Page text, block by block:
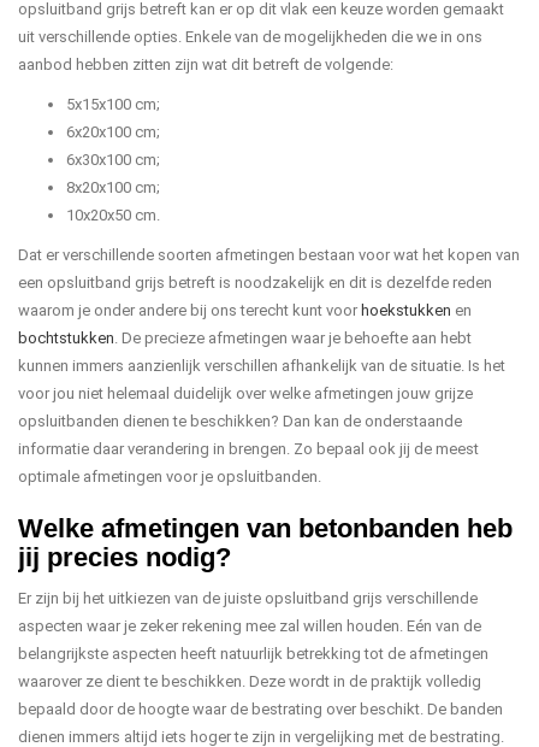
opsluitband grijs betreft kan er op dit vlak een keuze worden gemaakt
uit verschillende opties. Enkele van de mogelijkheden die we in ons
aanbod hebben zitten zijn wat dit betreft de volgende:
5x15x100 cm;
6x20x100 cm;
6x30x100 cm;
8x20x100 cm;
10x20x50 cm.
Dat er verschillende soorten afmetingen bestaan voor wat het kopen van
een opsluitband grijs betreft is noodzakelijk en dit is dezelfde reden
waarom je onder andere bij ons terecht kunt voor hoekstukken en
bochtstukken. De precieze afmetingen waar je behoefte aan hebt
kunnen immers aanzienlijk verschillen afhankelijk van de situatie. Is het
voor jou niet helemaal duidelijk over welke afmetingen jouw grijze
opsluitbanden dienen te beschikken? Dan kan de onderstaande
informatie daar verandering in brengen. Zo bepaal ook jij de meest
optimale afmetingen voor je opsluitbanden.
Welke afmetingen van betonbanden heb
jij precies nodig?
Er zijn bij het uitkiezen van de juiste opsluitband grijs verschillende
aspecten waar je zeker rekening mee zal willen houden. Eén van de
belangrijkste aspecten heeft natuurlijk betrekking tot de afmetingen
waarover ze dient te beschikken. Deze wordt in de praktijk volledig
bepaald door de hoogte waar de bestrating over beschikt. De banden
dienen immers altijd iets hoger te zijn in vergelijking met de bestrating.